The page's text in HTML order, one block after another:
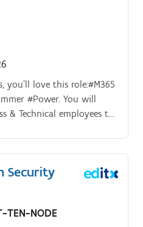
you’ll love this role:#M365
#Power. You will
& Technical employees to
Security
TEN-NODE